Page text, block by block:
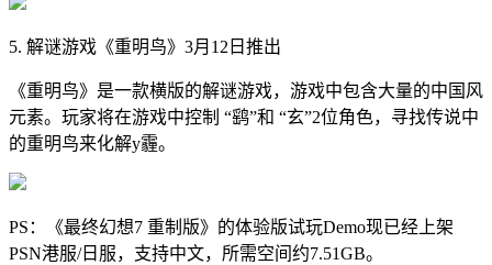
5. 解谜游戏《重明鸟》3月12日推出
《重明鸟》是一款横版的解谜游戏，游戏中包含大量的中国风
元素。玩家将在游戏中控制 “鹞”和 “玄”2位角色，寻找传说中
的重明鸟来化解y霾。
PS：《最终幻想7 重制版》的体验版试玩Demo现已经上架
PSN港服/日服，支持中文，所需空间约7.51GB。